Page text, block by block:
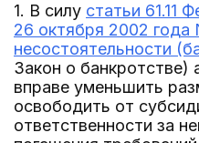
1. В силу статьи 61.11
26 октября 2002
несостоятельности
Закон о
вправе уменьшить
освободить от
ответственности за